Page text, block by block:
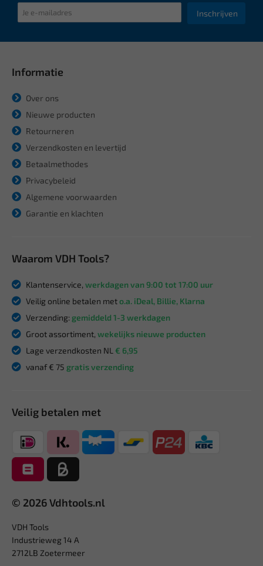
Inschrijven
Informatie
Over ons
Nieuwe producten
Retourneren
Verzendkosten en levertijd
Betaalmethodes
Privacybeleid
Algemene voorwaarden
Garantie en klachten
Waarom VDH Tools?
Klantenservice, werkdagen van 9:00 tot 17:00 uur
Veilig online betalen meto.a. iDeal, Billie, Klarna
Verzending: gemiddeld 1-3 werkdagen
Groot assortiment, wekelijks nieuwe producten
Lage verzendkosten NL € 6,95
vanaf € 75 gratis verzending
Veilig betalen met
© 2026 Vdhtools.nl
VDH Tools
Industrieweg 14 A
2712LB Zoetermeer